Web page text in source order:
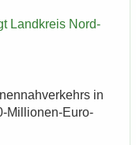
Land­kreis Nord­
in
​Millionen-Euro-